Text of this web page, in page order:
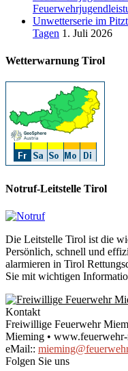
Unwetterserie im
Tagen 1. Juli 2026
Wetterwarnung Tirol
Notruf-Leitstelle Tirol
Die Leitstelle Tirol ist die
Persönlich, schnell und
alarmieren in Tirol
Sie mit wichtigen
Kontakt
Freiwillige Feuerwehr
Mieming •
eMail::
Folgen Sie uns